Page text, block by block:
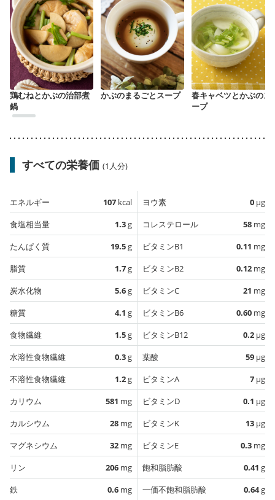
鶏むねとかぶの治部煮
鍋
かぶのまるごとスープ
春キャベツとかぶのス
ープ
すべての栄養価 (1人分)
エネルギー 107 kcal
食塩相当量
1.3g
たんぱく質
19.5g
脂質
1.7g
炭水化物
5.6g
糖質
4.1 g
食物繊維
1.5g
水溶性食物繊維
0.3g
不溶性食物繊維
1.2g
カリウム
581 mg
カルシウム
28 mg
マグネシウム
32 mg
リン
206 mg
鉄
0.6 mg
ヨウ素 0 µg
コレステロール
58 mg
ビタミンB1
0.11 mg
ビタミンB2
0.12 mg
ビタミンC
21 mg
ビタミンB6
0.60 mg
ビタミンB12
0.2 µg
葉酸
59 µg
ビタミンA
7 µg
ビタミンD
0.1 µg
ビタミンK
13 µg
ビタミンE
0.3 mg
飽和脂肪酸
0.41 g
一価不飽和脂肪酸
0.64g